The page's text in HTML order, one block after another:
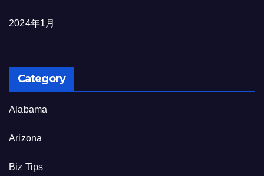
2024年1月
Category
Alabama
Arizona
Biz Tips